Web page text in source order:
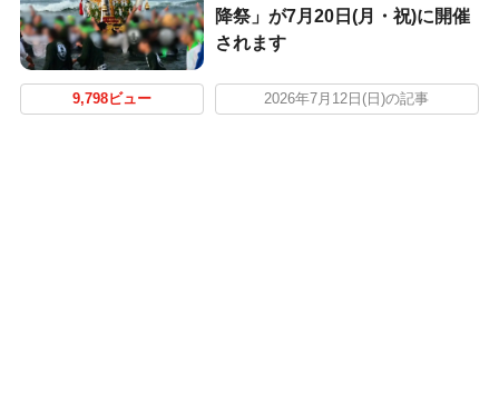
降祭」が7月20日(月・祝)に開催
されます
9,798ビュー 2026年7月12日(日)の記事